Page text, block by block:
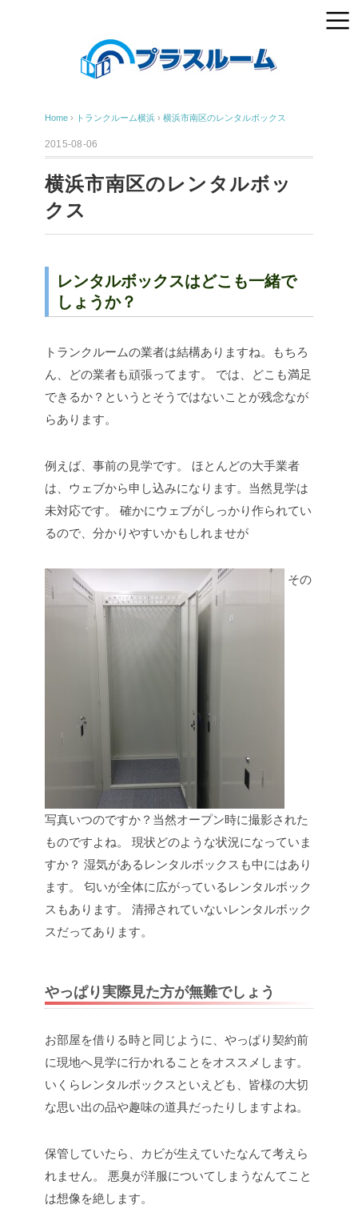
Home › トランクルーム横浜 › 横浜市南区のレンタルボックス
2015-08-06
横浜市南区のレンタルボッ
クス
レンタルボックスはどこも一緒で
しょうか？
トランクルームの業者は結構ありますね。もちろ
ん、どの業者も頑張ってます。
では、どこも満足
できるか？というとそうではないことが残念なが
らあります。
例えば、事前の見学です。
ほとんどの大手業者
は、ウェブから申し込みになります。当然見学は
未対応です。
確かにウェブがしっかり作られてい
るので、分かりやすいかもしれませが
その
写真いつのですか？当然オープン時に撮影された
ものですよね。
現状どのような状況になっていま
すか？ 湿気があるレンタルボックスも中にはあり
ます。
匂いが全体に広がっているレンタルボック
スもあります。
清掃されていないレンタルボック
スだってあります。
やっぱり実際見た方が無難でしょう
お部屋を借りる時と同じように、やっぱり契約前
に現地へ見学に行かれることをオススメします。
いくらレンタルボックスといえども、皆様の大切
な思い出の品や趣味の道具だったりしますよね。
保管していたら、カビが生えていたなんて考えら
れません。
悪臭が洋服についてしまうなんてこと
は想像を絶します。